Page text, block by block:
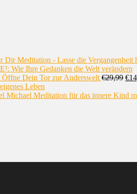
Meditation - Lasse die Vergangenheit
E²: Wie Ihre Gedanken die Welt verändern
Dein Tor zur Anderswelt €29,99 €
Leben
Meditation für das innere Kind